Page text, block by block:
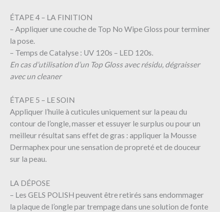
ÉTAPE 4 – LA FINITION
– Appliquer une couche de Top No Wipe Gloss pour terminer
la pose.
– Temps de Catalyse : UV 120s – LED 120s.
En cas d’utilisation d’un Top Gloss avec résidu, dégraisser
avec un cleaner
ÉTAPE 5 – LE SOIN
Appliquer l’huile à cuticules uniquement sur la peau du
contour de l’ongle, masser et essuyer le surplus ou pour un
meilleur résultat sans effet de gras : appliquer la Mousse
Dermaphex pour une sensation de propreté et de douceur
sur la peau.
LA DÉPOSE
– Les GELS POLISH peuvent être retirés sans endommager
la plaque de l’ongle par trempage dans une solution de fonte